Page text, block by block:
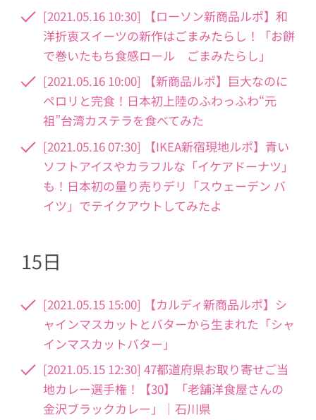
[2021.05.16 10:30] 【ローソン新商品ルポ】和
洋折衷スイーツの新作はごまみたらし！「お餅
で巻いたもち食感ロール ごまみたらし」
[2021.05.16 10:00] 【新商品ルポ】巨大なのに
ペロリと完食！日本初上陸のふわっふわ“元
祖”台湾カステラを食べてみた
[2021.05.16 07:30] 【IKEA新宿現地ルポ】青い
ソフトアイスやカラフルな「イケアドーナツ」
も！日本初の量り売りデリ「スウェーデン バ
イツ」でテイクアウトしてみたよ
15日
[2021.05.15 15:00] 【カルディ新商品ルポ】シ
ャインマスカットとバターから生まれた「シャ
インマスカットバター」
[2021.05.15 12:30] 47都道府県お取り寄せご当
地カレー選手権！【30】「老舗洋食屋さんの
金沢ブラックカレー」｜石川県